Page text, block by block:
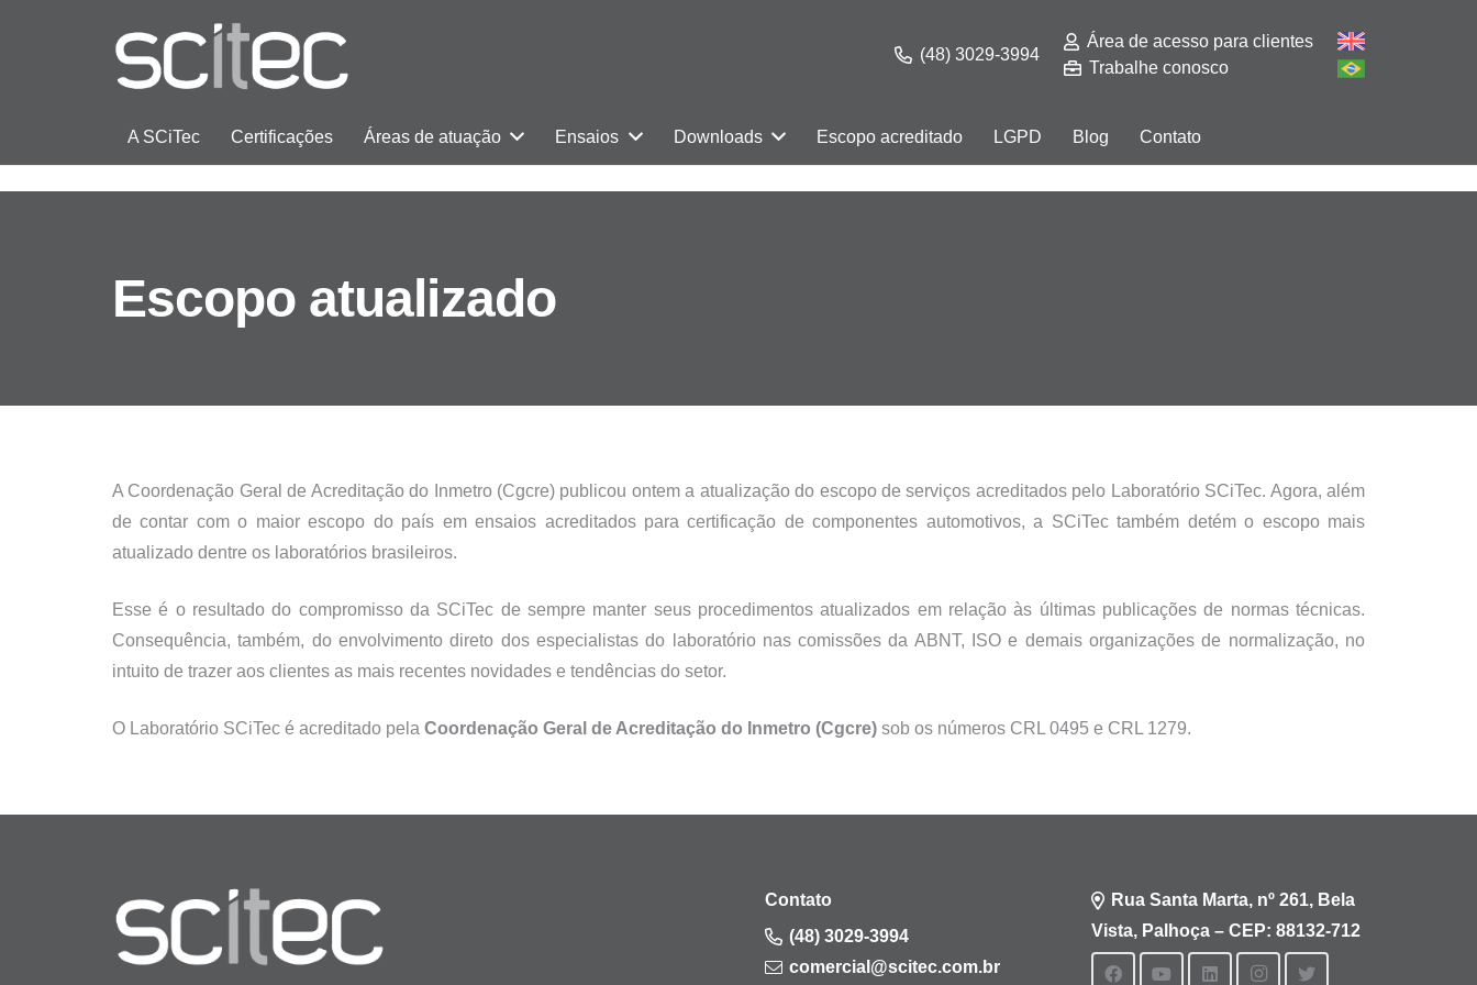
(48) 3029-3994
Área de acesso para clientes
Trabalhe conosco
A SCiTec Certificações Áreas de atuação Ensaios Downloads Escopo acreditado LGPD Blog Contato
Escopo atualizado
A Coordenação Geral de Acreditação do Inmetro (Cgcre) publicou ontem a atualização do escopo de serviços acreditados pelo Laboratório SCiTec. Agora, além
de contar com o maior escopo do país em ensaios acreditados para certificação de componentes automotivos, a SCiTec também detém o escopo mais
atualizado dentre os laboratórios brasileiros.
Esse é o resultado do compromisso da SCiTec de sempre manter seus procedimentos atualizados em relação às últimas publicações de normas técnicas.
Consequência, também, do envolvimento direto dos especialistas do laboratório nas comissões da ABNT, ISO e demais organizações de normalização, no
intuito de trazer aos clientes as mais recentes novidades e tendências do setor.
O Laboratório SCiTec é acreditado pela Coordenação Geral de Acreditação do Inmetro (Cgcre) sob os números CRL 0495 e CRL 1279.
Contato
(48) 3029-3994
comercial@scitec.com.br
Rua Santa Marta, nº 261, Bela
Vista, Palhoça – CEP: 88132-712